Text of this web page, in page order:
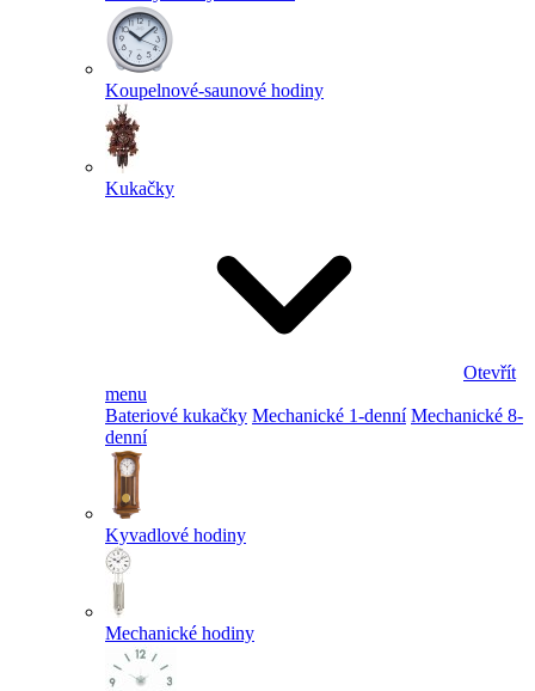
Koupelnové-saunové hodiny
Kukačky
Otevřít
menu
Bateriové kukačky Mechanické 1-denní Mechanické 8-
denní
Kyvadlové hodiny
Mechanické hodiny